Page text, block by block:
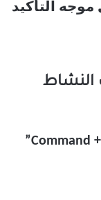
التأكيد
النشاط